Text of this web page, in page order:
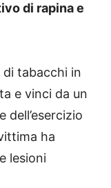
di rapina e
di tabacchi in
e vinci da un
ha
lesioni